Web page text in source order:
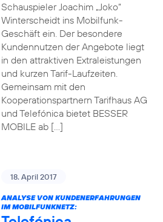
Schauspieler Joachim „Joko“
Winterscheidt ins Mobilfunk-
Geschäft ein. Der besondere
Kundennutzen der Angebote liegt
in den attraktiven Extraleistungen
und kurzen Tarif-Laufzeiten.
Gemeinsam mit den
Kooperationspartnern Tarifhaus AG
und Telefónica bietet BESSER
MOBILE ab […]
18. April 2017
ANALYSE VON KUNDENERFAHRUNGEN
IM MOBILFUNKNETZ: